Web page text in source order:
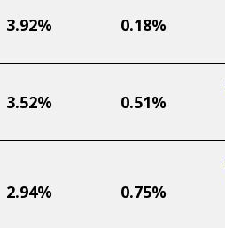
0.18%
3.92%
0.51%
3.52%
0.75%
2.94%